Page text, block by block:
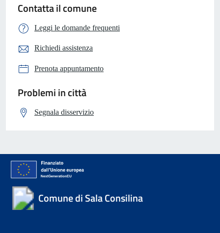
Contatta il comune
Leggi le domande frequenti
Richiedi assistenza
Prenota appuntamento
Problemi in città
Segnala disservizio
Comune di Sala Consilina